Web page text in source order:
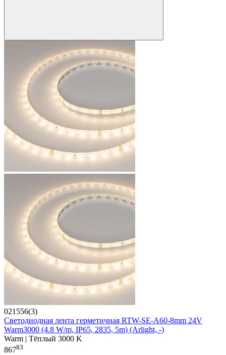
021556(3)
Светодиодная лента герметичная RTW-SE-A60-8mm 24V
Warm3000 (4.8 W/m, IP65, 2835, 5m) (Arlight, -)
Warm | Тёплый 3000 K
86783